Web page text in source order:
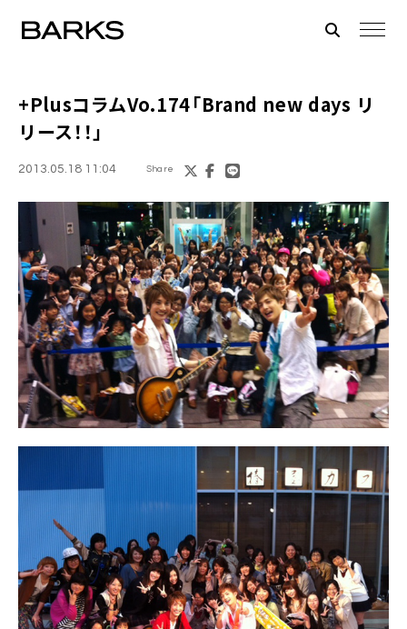
+PlusコラムVo.174「Brand new days リ
リース！！」
2013.05.18 11:04 Share